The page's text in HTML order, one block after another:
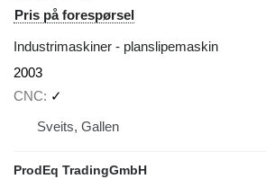
Pris på forespørsel
Industrimaskiner - planslipemaskin
2003
CNC
✓
Sveits, Gallen
ProdEq TradingGmbH